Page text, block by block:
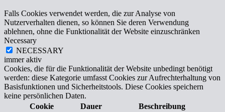
Falls Cookies verwendet werden, die zur Analyse von
Nutzerverhalten dienen, so können Sie deren Verwendung
ablehnen, ohne die Funktionalität der Website einzuschränken
Necessary
NECESSARY
immer aktiv
Cookies, die für die Funktionalität der Website unbedingt benötigt
werden: diese Kategorie umfasst Cookies zur Aufrechterhaltung von
Basisfunktionen und Sicherheitstools. Diese Cookies speichern
keine persönlichen Daten.
Cookie
Dauer Beschreibung